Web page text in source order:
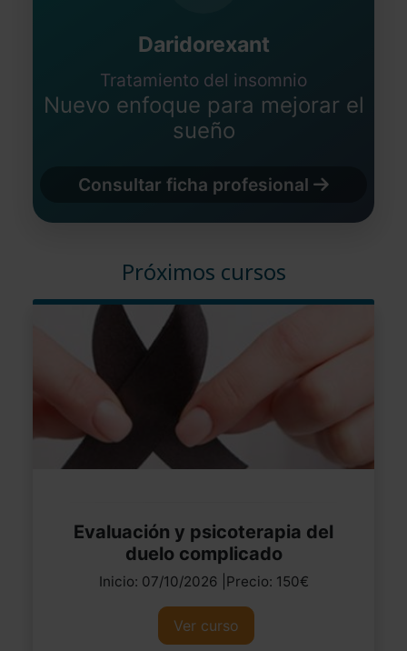
Daridorexant
Tratamiento del insomnio
Nuevo enfoque para mejorar el
sueño
Consultar ficha profesional
Próximos cursos
Evaluación y psicoterapia del
duelo complicado
Inicio: 07/10/2026 |Precio: 150€
Ver curso